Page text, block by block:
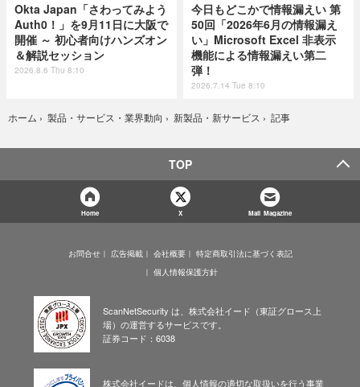
Okta Japan「さわってみよう
Auth0！」を9月11日に大阪で
開催 ～ 初心者向けハンズオン
＆解説セッション
2026.8.6 Thu 8:10
今日もどこかで情報漏えい 第
50回「2026年6月の情報漏え
い」Microsoft Excel 非表示
機能による情報漏えい第二
弾！
2026.7.14 Tue 8:10
ホーム › 製品・サービス・業界動向 › 新製品・新サービス › 記事
TOP
Home X Mail Magazine
お問合せ 広告掲載 会社概要
特定商取引法に基づく表記
個人情報保護方針
ScanNetSecurity は、株式会社イード（東証グロース上
場）の運営するサービスです。
証券コード：6038
株式会社イードは、個人情報の適切な取扱いを行う事業